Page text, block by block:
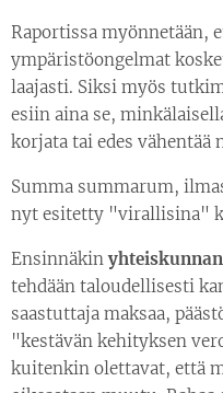
Raportissa myönnetään,
ympäristöongelmat
laajasti. Siksi myös
esiin aina se,
korjata tai edes vähentää
Summa summarum,
nyt esitetty "virallisina"
Ensinnäkin
tehdään taloudellisesti
saastuttaja maksaa,
"kestävän kehityksen
kuitenkin olettavat, että